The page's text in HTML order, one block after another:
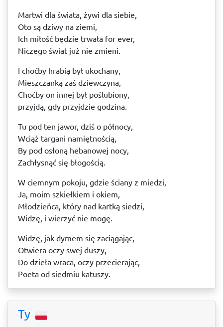
Martwi dla świata, żywi dla siebie,
Oto są dziwy na ziemi,
Ich miłość będzie trwała for ever,
Niczego świat już nie zmieni.
I choćby hrabią był ukochany,
Mieszczanką zaś dziewczyna,
Choćby on innej był poślubiony,
przyjdą, gdy przyjdzie godzina.
Tu pod ten jawor, dziś o północy,
Wciąż targani namiętnością,
By pod osłoną hebanowej nocy,
Zachłysnąć się błogością.
W ciemnym pokoju, gdzie ściany z miedzi,
Ja, moim szkiełkiem i okiem,
Młodzieńca, który nad kartką siedzi,
Widzę, i wierzyć nie mogę.
Widzę, jak dymem się zaciągając,
Otwiera oczy swej duszy,
Do dzieła wraca, oczy przecierając,
Poeta od siedmiu katuszy.
Ty